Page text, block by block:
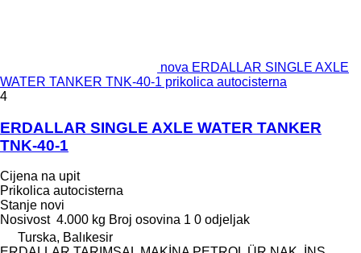
nova ERDALLAR SINGLE AXLE
WATER TANKER TNK-40-1 prikolica autocisterna
4
ERDALLAR SINGLE AXLE WATER TANKER
TNK-40-1
Cijena na upit
Prikolica autocisterna
Stanje novi
Nosivost 4.000 kg Broj osovina 1 0 odjeljak
Turska, Balıkesir